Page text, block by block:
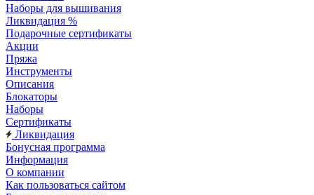
Наборы для вышивания
Ликвидация %
Подарочные сертификаты
Акции
Пряжа
Инструменты
Описания
Блокаторы
Наборы
Сертификаты
Ликвидация
Бонусная программа
Информация
О компании
Как пользоваться сайтом